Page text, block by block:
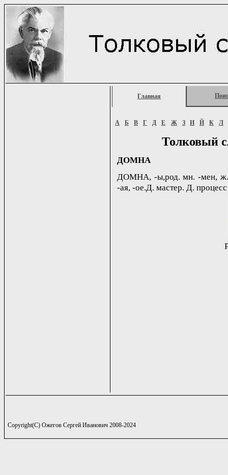
Главная
А Б В Г Д Е Ж З И Й К Л
Толковый
ДОМНА
ДОМНА, -ы,род. мн. -мен, ж.
-ая, -ое.Д. мастер. Д.
Copyright(C) Ожегов Сергей Иванович 2008-2024